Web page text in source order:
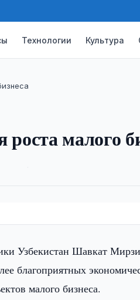
Технологии Культура
малого
Узбекистан Шавкат
благоприятных
малого бизнеса.